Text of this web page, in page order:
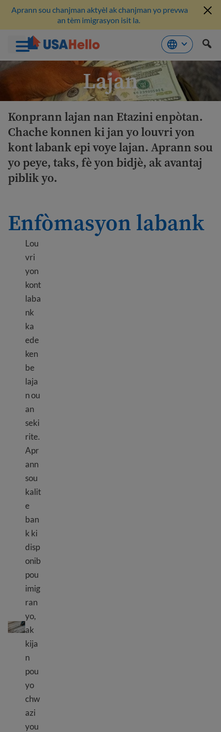
Ale
nan
Aprann sou chanjman aktyèl ak chanjman yo prevwa
an tèm imigrasyon isit la.
Lajan
Konprann lajan nan Etazini enpòtan.
Chache konnen ki jan yo louvri yon
kont labank epi voye lajan. Aprann sou
yo peye, taks, fè yon bidjè, ak avantaj
piblik yo.
Enfòmasyon labank
Enfòmasyon labank
Lou
vri
yon
kont
laba
nk
ka
ede
ken
be
laja
n ou
an
seki
rite.
Apr
ann
sou
kalit
e
ban
k ki
disp
onib
pou
imig
ran
yo,
ak
kija
n
pou
yo
chw
azi
you